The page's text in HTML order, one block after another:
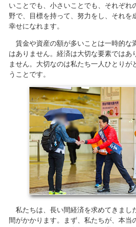
いことでも、小さいことでも、それぞれ
野で、目標を持って、努力をし、それを
幸せになれます。
賃金や資産の額が多いことは一時的な
はありません。経済は大切な要素ではあ
ません。大切なのは私たち一人ひとりが
うことです。
私たちは、長い間経済を求めてきまし
間がかかります。まず、私たちが、本当